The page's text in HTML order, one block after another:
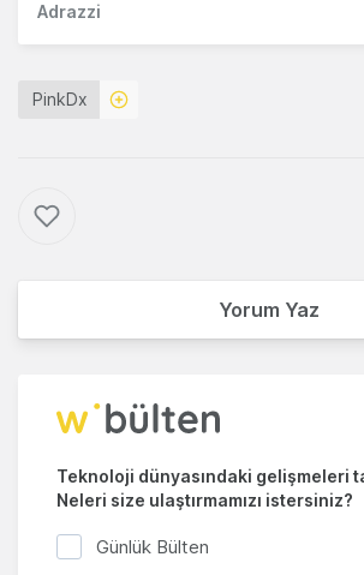
Adrazzi
PinkDx
Yorum Yaz
Teknoloji dünyasındaki gelişmeleri
Neleri size ulaştırmamızı istersiniz?
Günlük Bülten